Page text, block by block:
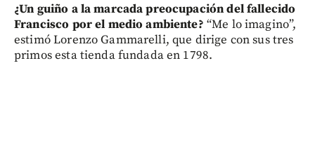
¿Un guiño a la marcada preocupación del fallecido
Francisco por el medio ambiente? “Me lo imagino”,
estimó Lorenzo Gammarelli, que dirige con sus tres
primos esta tienda fundada en 1798.